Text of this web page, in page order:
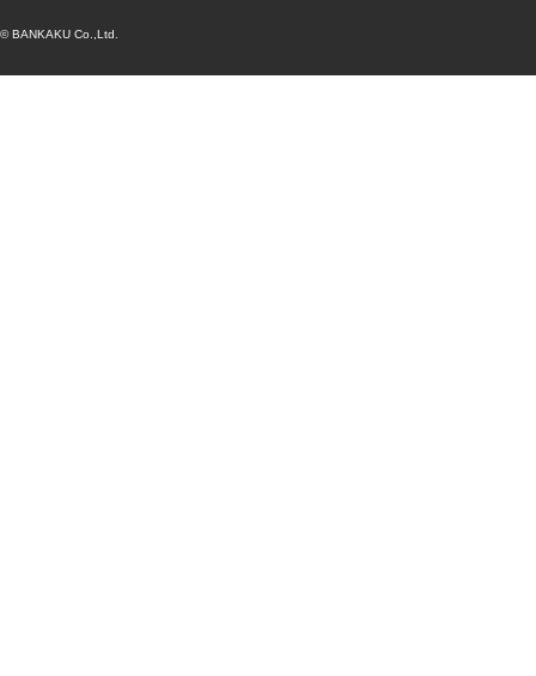
© BANKAKU Co.,Ltd.